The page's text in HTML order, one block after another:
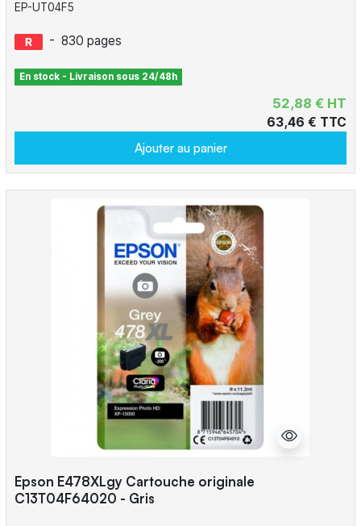
EP-UT04F5
- 830 pages
En stock - Livraison sous 24/48h
52,88 € HT
63,46 € TTC
Ajouter au panier
Epson E478XLgy Cartouche originale
C13T04F64020 - Gris